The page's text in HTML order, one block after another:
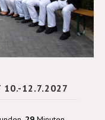
10.-12.7.2027